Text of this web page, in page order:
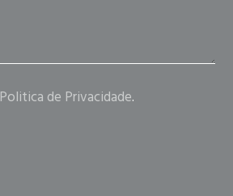
Politica de Privacidade.